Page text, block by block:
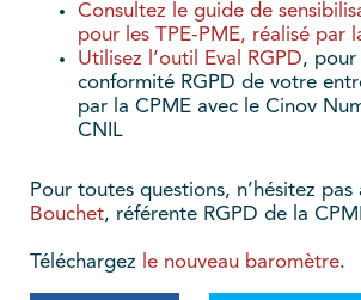
Consultez le guide de
pour les TPE-PME, réalisé par
Utilisez l’outil Eval RGPD, pour
conformité RGPD de votre
par la CPME avec le Cinov
CNIL
Pour toutes questions, n’hésitez
Bouchet, référente RGPD de la
Téléchargez le nouveau baromètre.